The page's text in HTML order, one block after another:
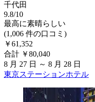
千代田
9.8/10
最高に素晴らしい
(1,006 件の口コミ)
￥61,352
合計 ￥80,040
8 月 27 日 ～ 8 月 28 日
東京ステーションホテル